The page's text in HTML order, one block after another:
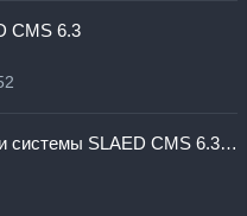
CMS 6.3
Тестируем релиз Pre-Alpha версии системы SLAED CMS 6.3 Pro